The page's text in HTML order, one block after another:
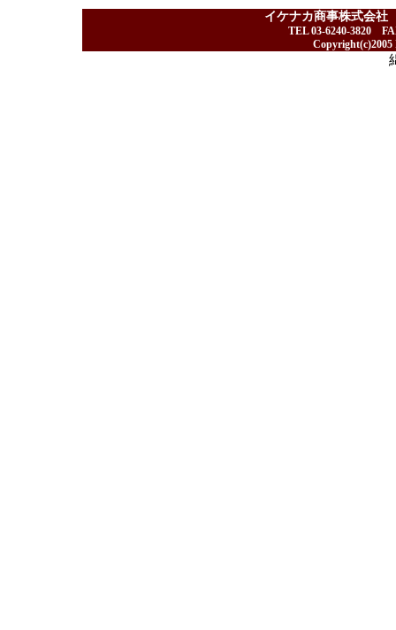
イケナカ商事株式会社
TEL 03-6240-3820
Copyright(c)2005